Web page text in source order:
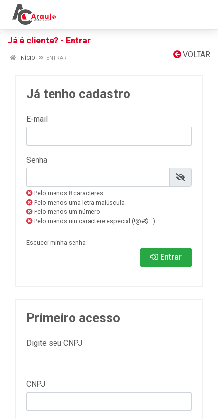
Já é cliente? - Entrar
VOLTAR
INÍCIO ENTRAR
Já tenho cadastro
E-mail
Senha
Pelo menos 8 caracteres
Pelo menos uma letra maiúscula
Pelo menos um número
Pelo menos um caractere especial (!@#$...)
Esqueci minha senha
Entrar
Primeiro acesso
Digite seu CNPJ
CNPJ